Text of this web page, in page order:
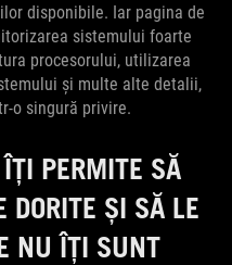
disponibile. Iar pagina de
sistemului foarte
procesorului, utilizarea
și multe alte detalii,
o singură privire.
PERMITE SĂ
DORITE ȘI SĂ LE
NU ÎȚI SUNT